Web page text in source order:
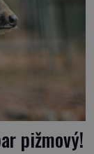
pižmový!